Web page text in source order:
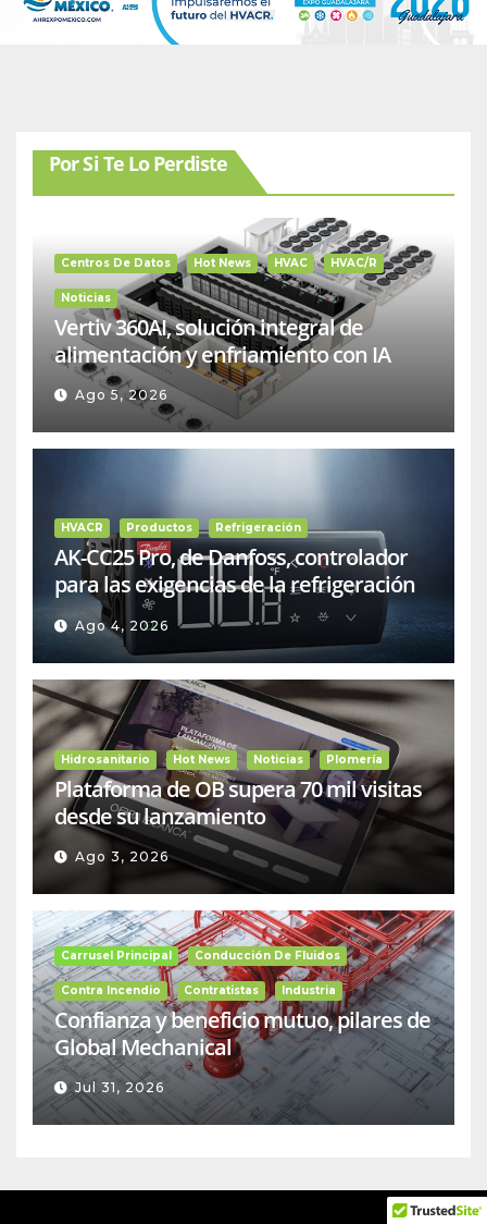
Por Si Te Lo Perdiste
Centros De Datos Hot News HVAC HVAC/R
Noticias
Vertiv 360AI, solución integral de
alimentación y enfriamiento con IA
Ago 5, 2026
HVACR Productos Refrigeración
AK-CC25 Pro, de Danfoss, controlador
para las exigencias de la refrigeración
comercial
Ago 4, 2026
Hidrosanitario Hot News Noticias Plomería
Plataforma de OB supera 70 mil visitas
desde su lanzamiento
Ago 3, 2026
Carrusel Principal Conducción De Fluidos
Contra Incendio Contratistas Industria
Confianza y beneficio mutuo, pilares de
Global Mechanical
Jul 31, 2026